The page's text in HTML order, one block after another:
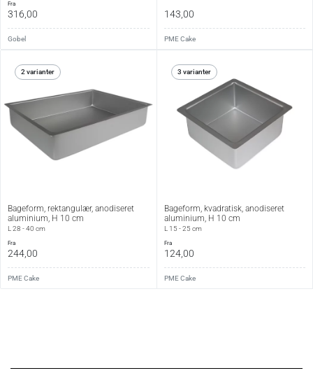
fra
316,00
Gobel
143,00
PME Cake
2 varianter
Bageform, rektangulær, anodiseret
aluminium, H 10 cm
L 28 - 40 cm
fra
244,00
PME Cake
3 varianter
Bageform, kvadratisk, anodiseret
aluminium, H 10 cm
L 15 - 25 cm
fra
124,00
PME Cake